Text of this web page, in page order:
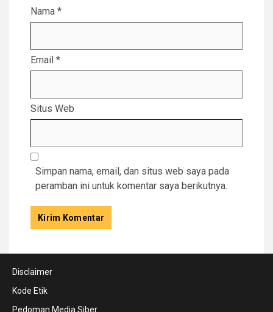
Nama *
Email *
Situs Web
Simpan nama, email, dan situs web saya pada
peramban ini untuk komentar saya berikutnya.
Disclaimer
Kode Etik
Pedoman Media Siber